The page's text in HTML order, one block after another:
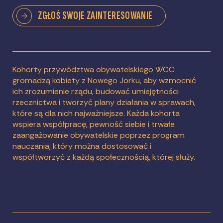
ZGŁOŚ SWOJE ZAINTERESOWANIE
Kohorty przywództwa obywatelskiego WCC
gromadzą kobiety z Nowego Jorku, aby wzmocnić
ich zrozumienie rządu, budować umiejętności
rzecznictwa i tworzyć plany działania w sprawach,
które są dla nich najważniejsze. Każda kohorta
wspiera współpracę, pewność siebie i trwałe
zaangażowanie obywatelskie poprzez program
nauczania, który można dostosować i
współtworzyć z każdą społecznością, której służy.